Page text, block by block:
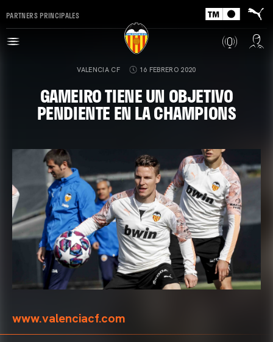
PARTNERS PRINCIPALES
VALENCIA CF 16 FEBRERO 2020
GAMEIRO TIENE UN OBJETIVO
PENDIENTE EN LA CHAMPIONS
www.valenciacf.com